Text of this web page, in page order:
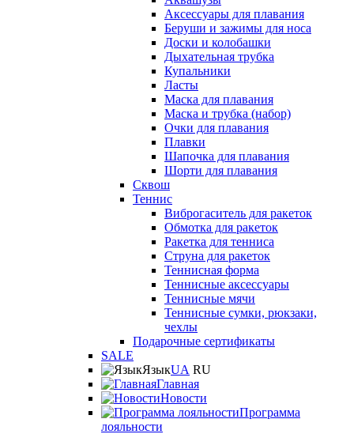
Аксессуары для плавания
Беруши и зажимы для носа
Доски и колобашки
Дыхательная трубка
Купальники
Ласты
Маска для плавания
Маска и трубка (набор)
Очки для плавания
Плавки
Шапочка для плавания
Шорти для плавания
Сквош
Теннис
Виброгаситель для ракеток
Обмотка для ракеток
Ракетка для тенниса
Струна для ракеток
Теннисная форма
Теннисные аксессуары
Теннисные мячи
Теннисные сумки, рюкзаки,
чехлы
Подарочные сертификаты
SALE
ЯзыкUA RU
Главная
Новости
Программа
лояльности